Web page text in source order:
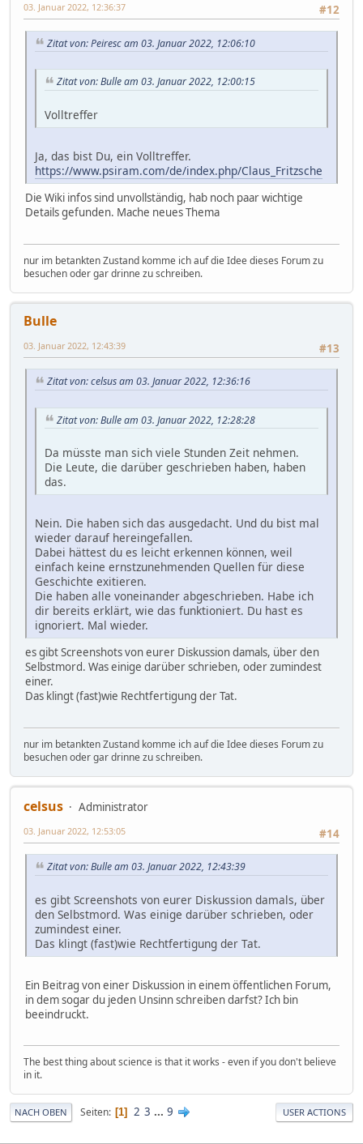
#12
03. Januar 2022, 12:36:37
Zitat von: Peiresc am 03. Januar 2022, 12:06:10
Zitat von: Bulle am 03. Januar 2022, 12:00:15
Volltreffer
Ja, das bist Du, ein Volltreffer.
https://www.psiram.com/de/index.php/Claus_Fritzsche
Die Wiki infos sind unvollständig, hab noch paar wichtige
Details gefunden. Mache neues Thema
nur im betankten Zustand komme ich auf die Idee dieses Forum zu
besuchen oder gar drinne zu schreiben.
Bulle
#13
03. Januar 2022, 12:43:39
Zitat von: celsus am 03. Januar 2022, 12:36:16
Zitat von: Bulle am 03. Januar 2022, 12:28:28
Da müsste man sich viele Stunden Zeit nehmen.
Die Leute, die darüber geschrieben haben, haben
das.
Nein. Die haben sich das ausgedacht. Und du bist mal
wieder darauf hereingefallen.
Dabei hättest du es leicht erkennen können, weil
einfach keine ernstzunehmenden Quellen für diese
Geschichte exitieren.
Die haben alle voneinander abgeschrieben. Habe ich
dir bereits erklärt, wie das funktioniert. Du hast es
ignoriert. Mal wieder.
es gibt Screenshots von eurer Diskussion damals, über den
Selbstmord. Was einige darüber schrieben, oder zumindest
einer.
Das klingt (fast)wie Rechtfertigung der Tat.
nur im betankten Zustand komme ich auf die Idee dieses Forum zu
besuchen oder gar drinne zu schreiben.
celsus
Administrator
#14
03. Januar 2022, 12:53:05
Zitat von: Bulle am 03. Januar 2022, 12:43:39
es gibt Screenshots von eurer Diskussion damals, über
den Selbstmord. Was einige darüber schrieben, oder
zumindest einer.
Das klingt (fast)wie Rechtfertigung der Tat.
Ein Beitrag von einer Diskussion in einem öffentlichen Forum,
in dem sogar du jeden Unsinn schreiben darfst? Ich bin
beeindruckt.
The best thing about science is that it works - even if you don't believe
in it.
NACH OBEN Seiten 1 2 3 ... 9 USER ACTIONS